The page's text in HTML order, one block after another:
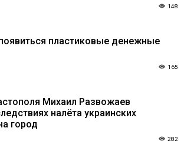
148
пластиковые денежные
165
Михаил Развожаев
налёта украинских
город
282